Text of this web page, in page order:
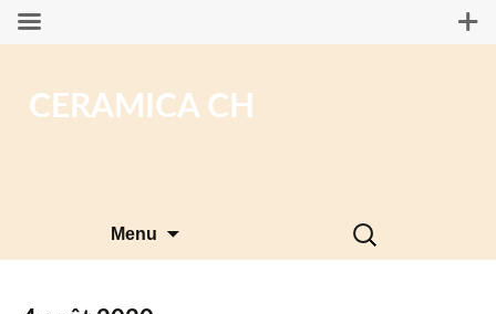
CERAMICA CH
Menu
Rechercher :